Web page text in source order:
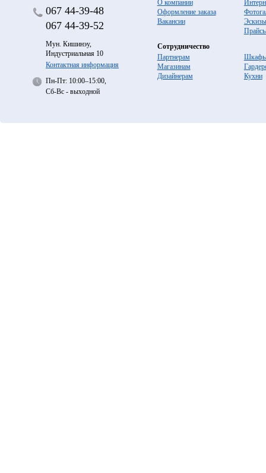
067 44-39-48
067 44-39-52
Мун. Кишинэу,
Индустриальная 10
Контактная информация
Пн-Пт: 10:00–15:00,
Сб-Вс - выходной
О компании
Оформление заказа
Вакансии
Эскизы
Сотрудничество
Партнерам
Магазинам
Дизайнерам
Кухни